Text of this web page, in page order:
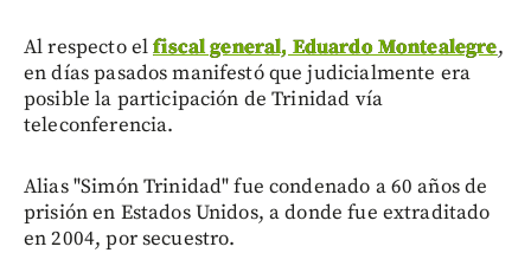
Al respecto elfiscal general, Eduardo Montealegre,
en días pasados manifestó que judicialmente era
posible la participación de Trinidad vía
teleconferencia.
Alias "Simón Trinidad" fue condenado a 60 años de
prisión en Estados Unidos, a donde fue extraditado
en 2004, por secuestro.